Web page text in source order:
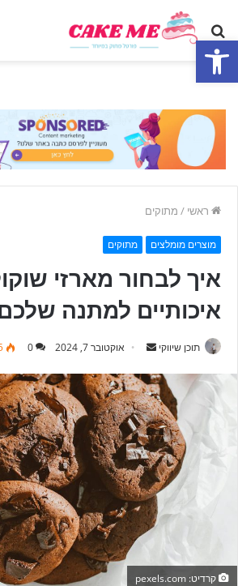
פתח סרגל נגישות
חפש
ראשי / מתוקים
מוצרים מומלצים מתוקים
איך לבחור מארזי
איכותיים למתנה
תוכן שיווקי
n
d
a
n
e
m
a
i
אוקטובר 7, 2024 0
קרדיט: pexels.com